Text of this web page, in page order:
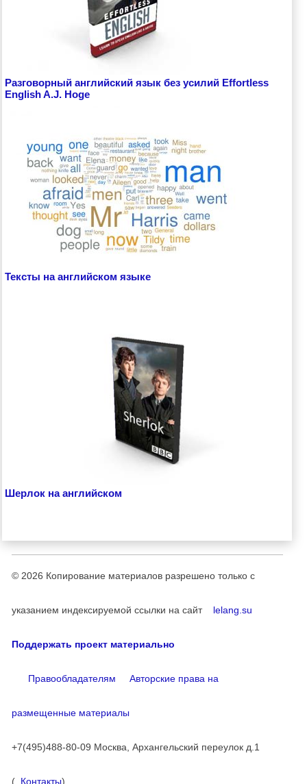
Разговорный английский язык без усилий Effortless
English A.J. Hoge
Тексты на английском языке
Шерлок на английском
© 2026 Копирование материалов разрешено только с
указанием индексируемой ссылки на сайт lelang.su
Поддержать проект материально
Правообладателям Авторские права на
размещенные материалы
+7(495)488-80-09 Москва, Архангельский переулок д.1
( Контакты)